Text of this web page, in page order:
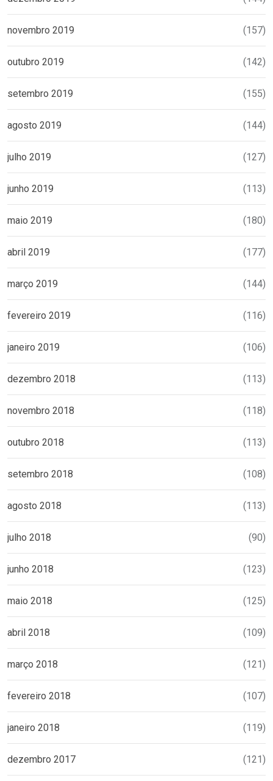
novembro 2019 (157)
outubro 2019 (142)
setembro 2019 (155)
agosto 2019 (144)
julho 2019 (127)
junho 2019 (113)
maio 2019 (180)
abril 2019 (177)
março 2019 (144)
fevereiro 2019 (116)
janeiro 2019 (106)
dezembro 2018 (113)
novembro 2018 (118)
outubro 2018 (113)
setembro 2018 (108)
agosto 2018 (113)
julho 2018 (90)
junho 2018 (123)
maio 2018 (125)
abril 2018 (109)
março 2018 (121)
fevereiro 2018 (107)
janeiro 2018 (119)
dezembro 2017 (121)